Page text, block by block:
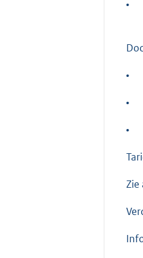
•
•
•
•
Zie